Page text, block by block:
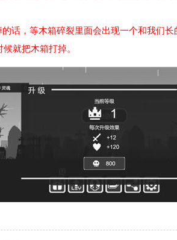
话，等木箱碎裂里面会出现一个和我们
就把木箱打掉。